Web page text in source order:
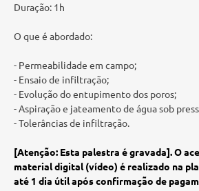
Duração: 1h
O que é abordado:
- Permeabilidade em campo;
- Ensaio de infiltração;
- Evolução do entupimento dos poros;
- Aspiração e jateamento de água sob
- Tolerâncias de infiltração.
[Atenção: Esta palestra é gravada]. O
material digital (vídeo) é realizado na
até 1 dia útil após confirmação de